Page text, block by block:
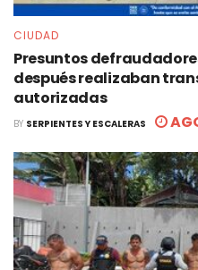
CIUDAD
Presuntos
después realizaban
autorizadas
BY SERPIENTES Y ESCALERAS